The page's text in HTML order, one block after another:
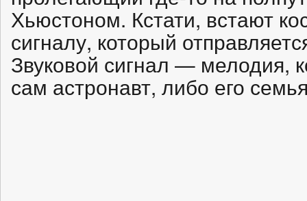
Хьюстоном. Кстати, встают
сигналу, который
Звуковой сигнал — мелодия,
сам астронавт, либо его